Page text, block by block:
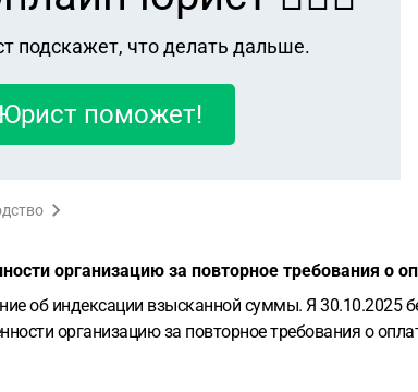
подскажет, что делать дальше.
поможет!
организацию за повторное требования о
об индексации взысканной суммы. Я
организацию за повторное требования о